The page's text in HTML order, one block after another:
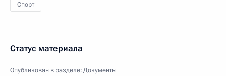
Спорт
Статус материала
Опубликован в разделе:Документы